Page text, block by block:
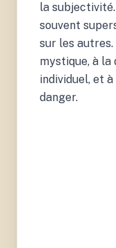
la
souvent
sur les
mystique, à
individuel, et
danger.